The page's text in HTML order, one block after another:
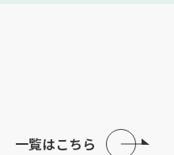
一覧はこちら